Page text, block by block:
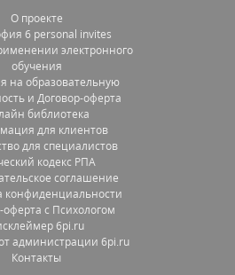
О проекте
6 personal invites
электронного
обучения
на образовательную
и Договор-оферта
библиотека
для клиентов
для специалистов
кодекс РПА
соглашение
конфиденциальности
оферта с Психологом
6pi.ru
администрации 6pi.ru
Контакты